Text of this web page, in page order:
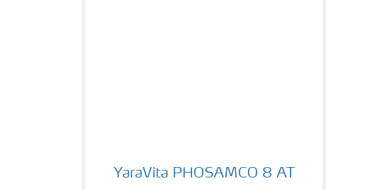
YaraVita PHOSAMCO 8 AT